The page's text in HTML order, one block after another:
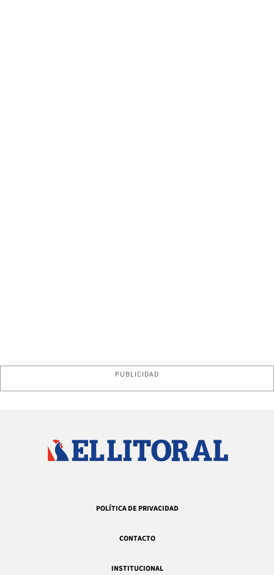
PUBLICIDAD
POLÍTICA DE PRIVACIDAD
CONTACTO
INSTITUCIONAL